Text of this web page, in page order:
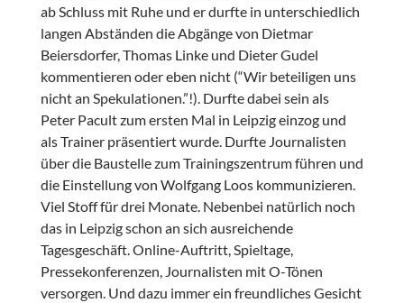
ab Schluss mit Ruhe und er durfte in unterschiedlich
langen Abständen die Abgänge von Dietmar
Beiersdorfer, Thomas Linke und Dieter Gudel
kommentieren oder eben nicht (“Wir beteiligen uns
nicht an Spekulationen.”!). Durfte dabei sein als
Peter Pacult zum ersten Mal in Leipzig einzog und
als Trainer präsentiert wurde. Durfte Journalisten
über die Baustelle zum Trainingszentrum führen und
die Einstellung von Wolfgang Loos kommunizieren.
Viel Stoff für drei Monate. Nebenbei natürlich noch
das in Leipzig schon an sich ausreichende
Tagesgeschäft. Online-Auftritt, Spieltage,
Pressekonferenzen, Journalisten mit O-Tönen
versorgen. Und dazu immer ein freundliches Gesicht